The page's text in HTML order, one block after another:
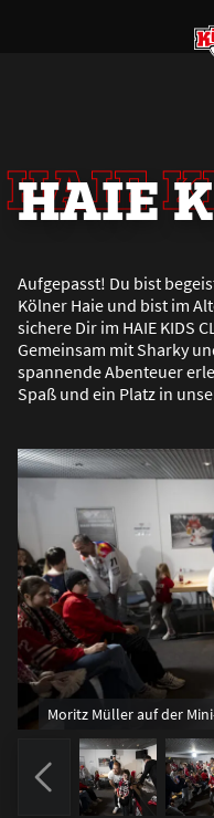
HAIE
HAIE
Aufgepasst! Du bist
Kölner Haie und bist im
sichere Dir im HAIE KIDS
Gemeinsam mit Sharky
spannende Abenteuer
Spaß und ein Platz in
Moritz Müller auf der